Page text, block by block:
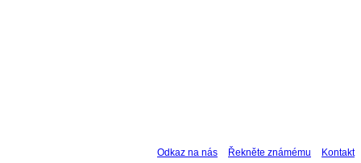
Odkaz na nás Řekněte známému Kontakt